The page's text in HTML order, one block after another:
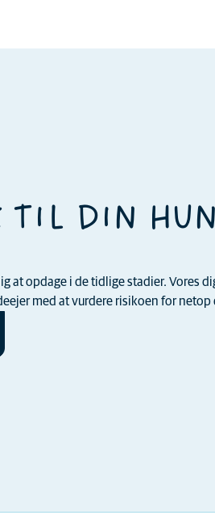
TIL DIN
at opdage i de tidlige stadier. Vores
med at vurdere risikoen for netop